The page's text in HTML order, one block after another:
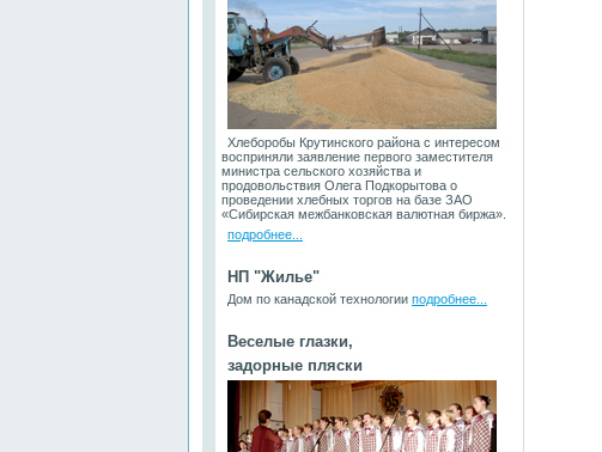
Хлеборобы Крутинского района с интересом
восприняли заявление первого заместителя
министра сельского хозяйства и
продовольствия Олега Подкорытова о
проведении хлебных торгов на базе ЗАО
«Сибирская межбанковская валютная биржа».
подробнее...
НП "Жилье"
Дом по канадской технологии подробнее...
Веселые глазки,
задорные пляски